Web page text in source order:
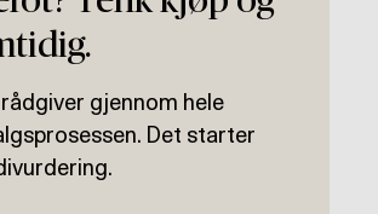
rådgiver gjennom hele
Det starter